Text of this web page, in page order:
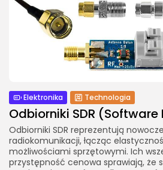
Elektronika Technologia
Odbiorniki SDR
Odbiorniki SDR reprezentują
radiokomunikacji, łącząc
możliwościami sprzętowymi. Ich
przystępność cenowa sprawiają, że